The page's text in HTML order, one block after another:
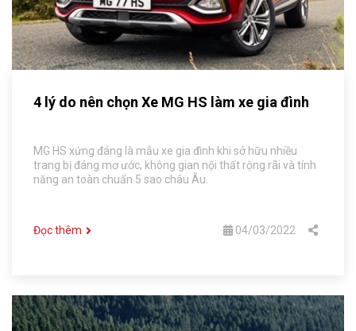
4 lý do nên chọn Xe MG HS làm xe gia đình
MG HS xứng đáng là mẫu xe gia đình khi sở hữu nhiều
trang bị đáng mơ ước, không gian nội thất rộng rãi và tính
năng an toàn chuẩn 5 sao châu Âu.
Đọc thêm 04/03/2022